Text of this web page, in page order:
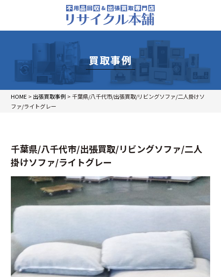
買取事例
HOME > 出張買取事例 >千葉県/八千代市/出張買取/リビングソファ/二人掛けソ
ファ/ライトグレー
千葉県/八千代市/出張買取/リビングソファ/二人
掛けソファ/ライトグレー